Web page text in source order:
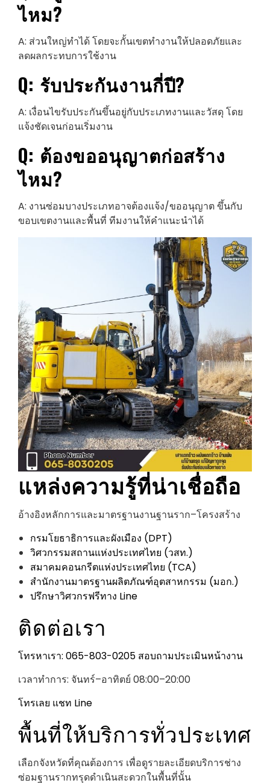
ไหม?
A: ส่วนใหญ่ทำได้ โดยจะกั้นเขตทำงานให้ปลอดภัยและ
ลดผลกระทบการใช้งาน
Q: รับประกันงานกี่ปี?
A: เงื่อนไขรับประกันขึ้นอยู่กับประเภทงานและวัสดุ โดย
แจ้งชัดเจนก่อนเริ่มงาน
Q: ต้องขออนุญาตก่อสร้าง
ไหม?
A: งานซ่อมบางประเภทอาจต้องแจ้ง/ขออนุญาต ขึ้นกับ
ขอบเขตงานและพื้นที่ ทีมงานให้คำแนะนำได้
แหล่งความรู้ที่น่าเชื่อถือ
อ้างอิงหลักการและมาตรฐานงานฐานราก–โครงสร้าง
กรมโยธาธิการและผังเมือง (DPT)
วิศวกรรมสถานแห่งประเทศไทย (วสท.)
สมาคมคอนกรีตแห่งประเทศไทย (TCA)
สำนักงานมาตรฐานผลิตภัณฑ์อุตสาหกรรม (มอก.)
ปรึกษาวิศวกรฟรีทาง Line
ติดต่อเรา
โทรหาเรา: 065-803-0205 สอบถามประเมินหน้างาน
เวลาทำการ: จันทร์–อาทิตย์ 08:00–20:00
โทรเลย แชท Line
พื้นที่ให้บริการทั่วประเทศ
เลือกจังหวัดที่คุณต้องการ เพื่อดูรายละเอียดบริการช่าง
ซ่อมฐานรากทรุดดำเนินสะดวกในพื้นที่นั้น